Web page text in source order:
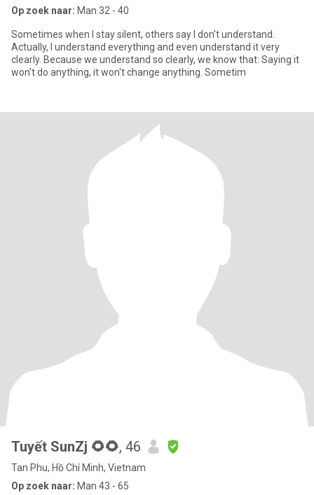
Op zoek naar: Man 32 - 40
Sometimes when I stay silent, others say I don't understand.
Actually, I understand everything and even understand it very
clearly. Because we understand so clearly, we know that: Saying it
won't do anything, it won't change anything. Sometim
Tuyết SunZj 🌻🌻, 46
Tan Phu, Hồ Chí Minh, Vietnam
Op zoek naar: Man 43 - 65